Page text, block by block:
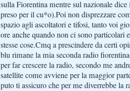
sulla Fiorentina mentre sul nazionale
preso per il cu*o).Poi non disprezzare
spazio agli ascoltatori e tifosi, tanto voi
ore anche quando non ci sono particolari
stesse cose.Cmq a prescindere da certi
blu rimane la mia seconda radio
per far crescere la radio, secondo me
satellite come avviene per la maggior
puto ti assicuro che per me diverrebbe la